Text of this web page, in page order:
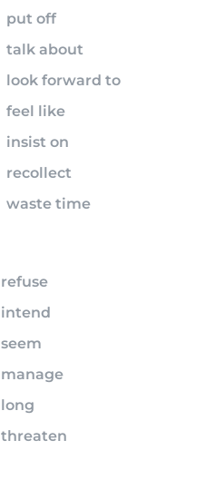
put off
talk about
look forward to
feel like
insist on
recollect
waste time
refuse
intend
seem
manage
long
threaten